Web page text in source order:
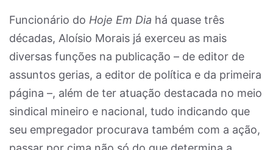
Funcionário do Hoje Em Dia há quase três
décadas, Aloísio Morais já exerceu as mais
diversas funções na publicação – de editor de
assuntos gerias, a editor de política e da primeira
página –, além de ter atuação destacada no meio
sindical mineiro e nacional, tudo indicando que
seu empregador procurava também com a ação,